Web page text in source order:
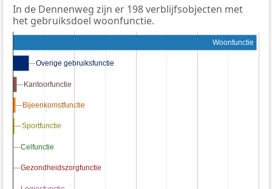
In de Dennenweg zijn er 198 verblijfsobjecten met
het gebruiksdoel woonfunctie.
Woonfunctie
Overige gebruiksfunctie
Overige gebruiksfunctie
Kantoorfunctie
Kantoorfunctie
Bijeenkomstfunctie
Bijeenkomstfunctie
Sportfunctie
Sportfunctie
Celfunctie
Celfunctie
Gezondheidszorgfunctie
Gezondheidszorgfunctie